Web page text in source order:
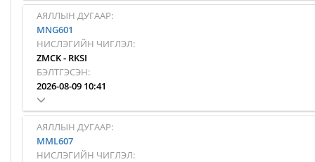
АЯЛЛЫН ДУГААР:
MNG601
НИСЛЭГИЙН ЧИГЛЭЛ:
ZMCK- RKSI
БЭЛТГЭСЭН:
2026-08-09 10:41
АЯЛЛЫН ДУГААР:
MML607
НИСЛЭГИЙН ЧИГЛЭЛ: